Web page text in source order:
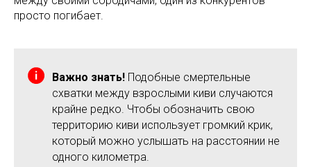
просто погибает.
Важно знать! Подобные смертельные
схватки между взрослыми киви случаются
крайне редко. Чтобы обозначить свою
территорию киви использует громкий крик,
который можно услышать на расстоянии не
одного километра.